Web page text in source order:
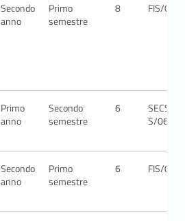
Secondo
anno
Primo
semestre
8 FIS/06
Primo
anno
Secondo
semestre
6
SECS-
S/06
Secondo
anno
Primo
semestre
6 FIS/05